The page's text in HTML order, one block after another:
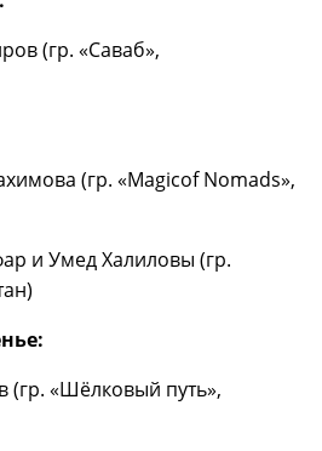
(гр. «Саваб»,
(гр. «Magiсof Nomads»,
и Умед Халиловы (гр.
(гр. «Шёлковый путь»,